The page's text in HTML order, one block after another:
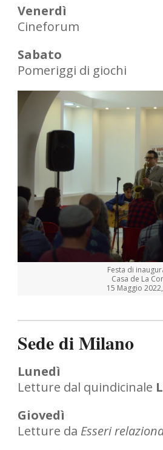
Venerdì
Cineforum
Sabato
Pomeriggi di giochi
Festa di
Casa de La
15 Maggio
Sede di Milano
Lunedì
Letture dal quindicinale
Giovedì
Letture da Esseri